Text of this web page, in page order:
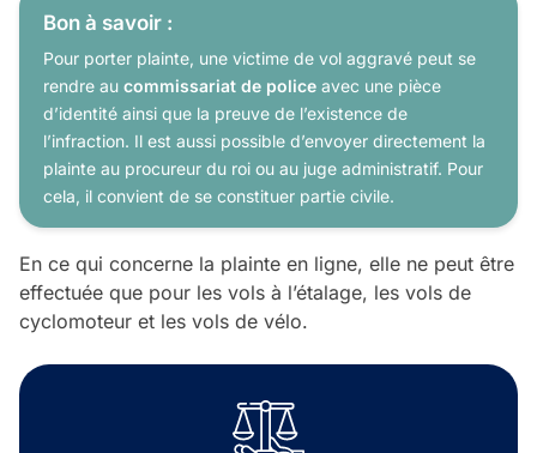
Bon à savoir :
Pour porter plainte, une victime de vol aggravé peut se
rendre au commissariat de police avec une pièce
d’identité ainsi que la preuve de l’existence de
l’infraction. Il est aussi possible d’envoyer directement la
plainte au procureur du roi ou au juge administratif. Pour
cela, il convient de se constituer partie civile.
En ce qui concerne la plainte en ligne, elle ne peut être
effectuée que pour les vols à l’étalage, les vols de
cyclomoteur et les vols de vélo.